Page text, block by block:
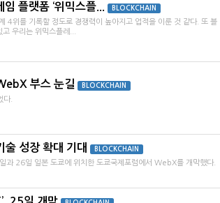
플랫폼 ‘위믹스플... BLOCKCHAIN
4위를 기록할 정도로 경쟁력이 높아지고 업적을 이룬 것 같다. 또 블
우리는 위믹스플레...
부스 눈길 BLOCKCHAIN
다.
성장 확대 기대 BLOCKCHAIN
26일 일본 도쿄에 위치한 도쿄국제포럼에서 WebX를 개막했다.